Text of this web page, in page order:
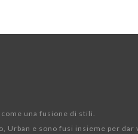
una fusione di stili.
Urban e sono fusi insieme per dar